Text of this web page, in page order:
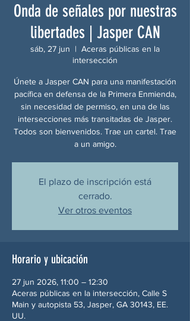
Onda de señales por nuestras
libertades | Jasper CAN
sáb, 27 jun
  |
Aceras públicas en la
intersección
Únete a Jasper CAN para una manifestación
pacífica en defensa de la Primera Enmienda,
sin necesidad de permiso, en una de las
intersecciones más transitadas de Jasper.
Todos son bienvenidos. Trae un cartel. Trae
a un amigo.
El plazo de inscripción está
cerrado.
Ver otros eventos
Horario y ubicación
27 jun 2026, 11:00 – 12:30
Aceras públicas en la intersección, Calle S
Main y autopista 53, Jasper, GA 30143, EE.
UU.